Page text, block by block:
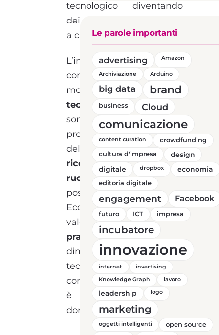
tecnologico diventando
dei modelli di riferimento
a cui ispirarsi.
L’iniziativa nasce dalla
consapevolezza che, in un
mondo in cui le
materie
tecniche e scientifiche
sono sempre più
protagoniste nel mercato
del lavoro, le
ricoprono ancora un
ruolo marginale
posizioni di leadership.
Ecco perché è importante
valorizzare le
practices” al femminile
dimostrare che la
tecnologia, esattamente
come tutti gli altri ambiti,
è un campo in cui le
donne possono eccellere.
Le parole importanti
advertising Amazon
Archiviazione Arduino
big data brand
business Cloud
comunicazione
content curation
crowdfunding
cultura d'impresa
design
digitale
dropbox economia
editoria digitale
engagement Facebook
futuro ICT impresa
incubatore
innovazione
internet
invertising
Knowledge Graph
lavoro
leadership logo
marketing
oggetti intelligenti open source